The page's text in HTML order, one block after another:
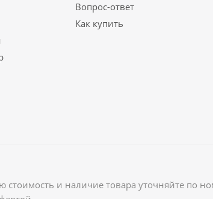
Вопрос-ответ
Как купить
стоимость и наличие товара уточняйте по